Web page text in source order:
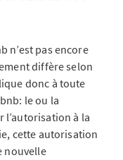
n’est pas encore
diffère selon
donc à toute
le ou la
à la
cette autorisation
nouvelle